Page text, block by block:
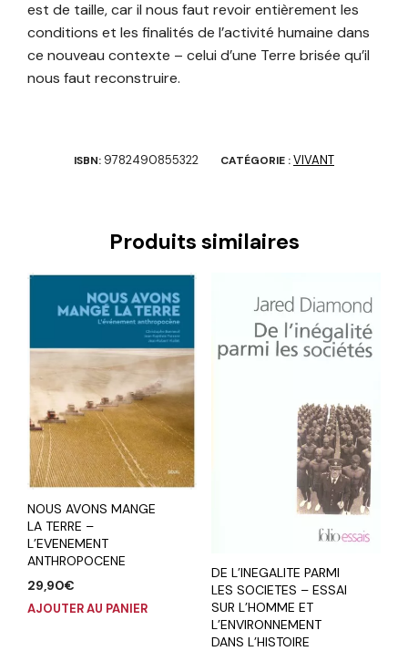
est de taille, car il nous faut revoir entièrement les
conditions et les finalités de l’activité humaine dans
ce nouveau contexte – celui d’une Terre brisée qu’il
nous faut reconstruire.
ISBN: 9782490855322 CATÉGORIE :VIVANT
Produits similaires
NOUS AVONS MANGE
LA TERRE –
L’EVENEMENT
ANTHROPOCENE
29,90€
AJOUTER AU PANIER
DE L’INEGALITE PARMI
LES SOCIETES – ESSAI
SUR L’HOMME ET
L’ENVIRONNEMENT
DANS L’HISTOIRE